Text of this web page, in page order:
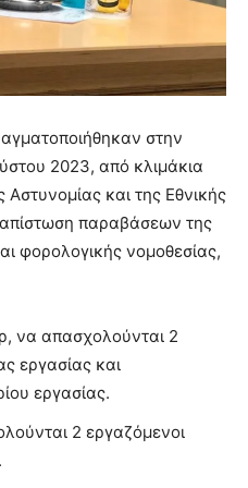
στην
2023, από κλιμάκια
Αστυνομίας και της Εθνικής
παραβάσεων της
φορολογικής νομοθεσίας,
να απασχολούνται 2
εργασίας και
εργασίας.
2 εργαζόμενοι